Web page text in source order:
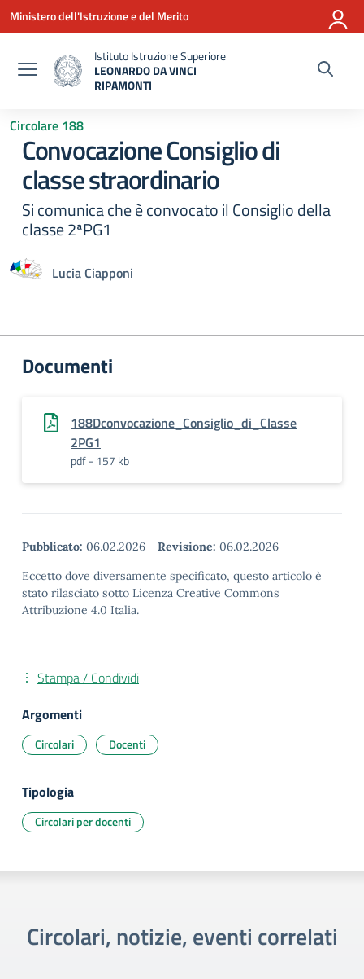
Vai ai contenuti
Vai al menu di navigazione
Vai al footer
Ministero dell'Istruzione e del Merito
Istituto Istruzione Superiore
LEONARDO DA VINCI
RIPAMONTI
Circolare 188
Convocazione Consiglio di
classe straordinario
Si comunica che è convocato il Consiglio della
classe 2ªPG1
Lucia Ciapponi
Documenti
188Dconvocazione_Consiglio_di_Classe
2PG1
pdf - 157 kb
Pubblicato: 06.02.2026 - Revisione: 06.02.2026
Eccetto dove diversamente specificato, questo articolo è
stato rilasciato sotto Licenza Creative Commons
Attribuzione 4.0 Italia.
Stampa / Condividi
Argomenti
Circolari Docenti
Tipologia
Circolari per docenti
Circolari, notizie, eventi correlati